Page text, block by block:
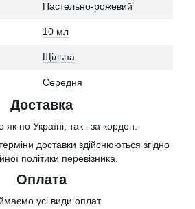
Пастельно-рожевий
10 мл
Щільна
Середня
Доставка
по Україні, так і за кордон.
доставки здійснюються згідно
політики перевізника.
Оплата
усі види оплат.